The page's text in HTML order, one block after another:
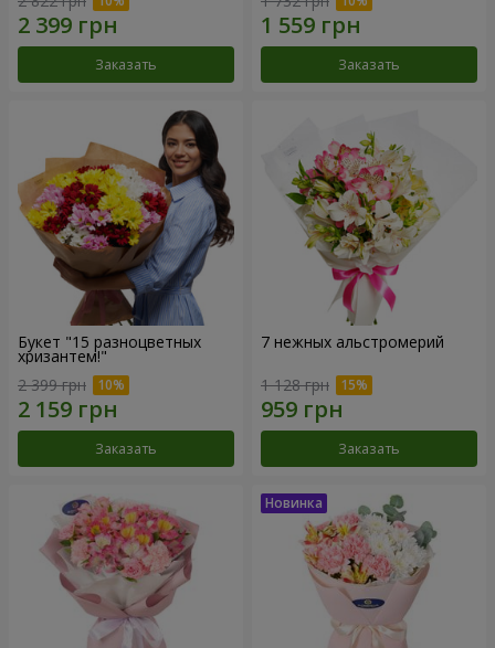
Заказать Заказать
Букет "15 разноцветных
хризантем!"
2 399 грн
Заказать
7 нежных альстромерий
1 128 грн
Заказать